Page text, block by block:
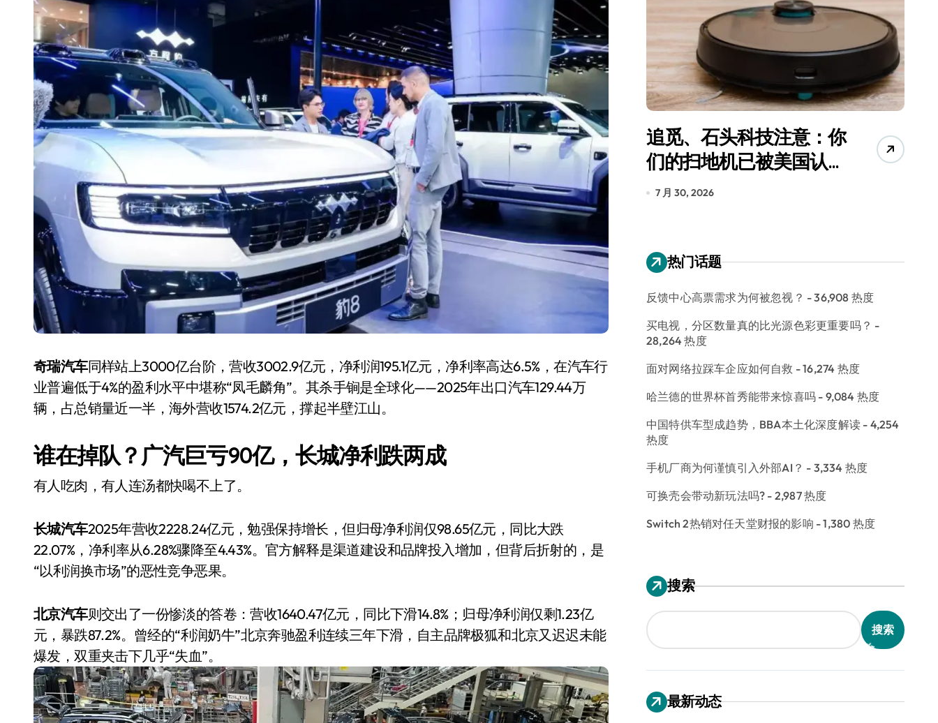
奇瑞汽车同样站上3000亿台阶，营收3002.9亿元，净利润195.1亿元，净利率高达6.5%，在汽车行
业普遍低于4%的盈利水平中堪称“凤毛麟角”。其杀手锏是全球化——2025年出口汽车129.44万
辆，占总销量近一半，海外营收1574.2亿元，撑起半壁江山。
谁在掉队？广汽巨亏90亿，长城净利跌两成
有人吃肉，有人连汤都快喝不上了。
长城汽车2025年营收2228.24亿元，勉强保持增长，但归母净利润仅98.65亿元，同比大跌
22.07%，净利率从6.28%骤降至4.43%。官方解释是渠道建设和品牌投入增加，但背后折射的，是
“以利润换市场”的恶性竞争恶果。
北京汽车则交出了一份惨淡的答卷：营收1640.47亿元，同比下滑14.8%；归母净利润仅剩1.23亿
元，暴跌87.2%。曾经的“利润奶牛”北京奔驰盈利连续三年下滑，自主品牌极狐和北京又迟迟未能
爆发，双重夹击下几乎“失血”。
载重突破 50 吨！美的菱
王重塑重载电梯行业格局
7 月 25, 2026
从“卖电视”到“定规则”：
海信拿下RGB-Mini LED
全球话语权
8 月 4, 2026
追觅、石头科技注意：你
们的扫地机已被美国认定
为“战略武器”
7 月 30, 2026
热门话题
反馈中心高票需求为何被忽视？ - 36,908 热度
买电视，分区数量真的比光源色彩更重要吗？ -
28,264 热度
面对网络拉踩车企应如何自救 - 16,274 热度
哈兰德的世界杯首秀能带来惊喜吗 - 9,084 热度
中国特供车型成趋势，BBA本土化深度解读 - 4,254
热度
手机厂商为何谨慎引入外部AI？ - 3,334 热度
可换壳会带动新玩法吗? - 2,987 热度
Switch 2热销对任天堂财报的影响 - 1,380 热度
搜索
搜索
最新动态